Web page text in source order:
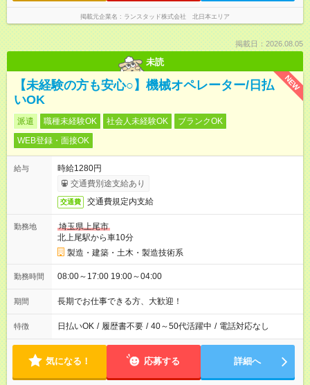
掲載元企業名 ランスタッド株式会社 北日本エリア
掲載日：2026.08.05
未読
NEW
【未経験の方も安心○】機械オペレーター/日払
いOK
派遣 職種未経験OK 社会人未経験OK
ブランクOK
WEB登録・面接OK
給与
時給1280円
交通費別途支給あり
交通費 交通費規定内支給
勤務地
埼玉県上尾市
北上尾駅から車10分
製造・建築・土木・製造技術系
勤務時間 08:00～17:00 19:00～04:00
期間 長期でお仕事できる方、大歓迎！
特徴 日払いOK / 履歴書不要 / 40～50代活躍中 / 電話対応なし
気になる！ 応募する 詳細へ